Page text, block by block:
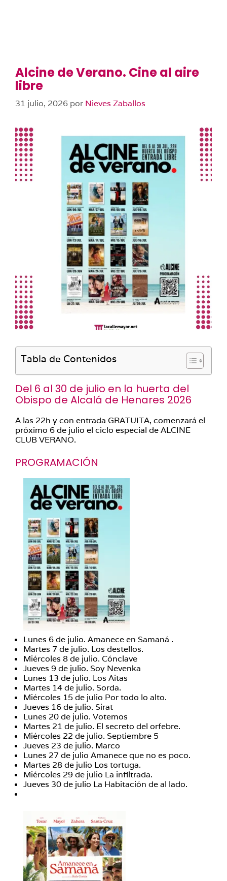
Alcine de Verano. Cine al aire
libre
31 julio, 2026 por Nieves Zaballos
Tabla de Contenidos
Del 6 al 30 de julio en la huerta del
Obispo de Alcalá de Henares 2026
A las 22h y con entrada GRATUITA, comenzará el
próximo 6 de julio el ciclo especial de ALCINE
CLUB VERANO.
PROGRAMACIÓN
Lunes 6 de julio. Amanece en Samaná .
Martes 7 de julio. Los destellos.
Miércoles 8 de julio. Cónclave
Jueves 9 de julio. Soy Nevenka
Lunes 13 de julio. Los Aitas
Martes 14 de julio. Sorda.
Miércoles 15 de julio Por todo lo alto.
Jueves 16 de julio. Sirat
Lunes 20 de julio. Votemos
Martes 21 de julio. El secreto del orfebre.
Miércoles 22 de julio. Septiembre 5
Jueves 23 de julio. Marco
Lunes 27 de julio Amanece que no es poco.
Martes 28 de julio Los tortuga.
Miércoles 29 de julio La infiltrada.
Jueves 30 de julio La Habitación de al lado.